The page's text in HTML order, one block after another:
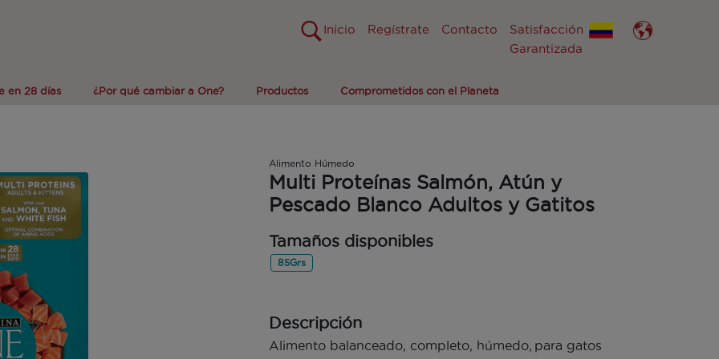
Inicio Regístrate Contacto
Satisfacción
Garantizada
en 28 días ¿Por qué cambiar a One? Productos Comprometidos con el Planeta
Alimento Húmedo
Multi Proteínas Salmón, Atún y
Pescado Blanco Adultos y Gatitos
Tamaños disponibles
85Grs
Descripción
Alimento balanceado, completo, húmedo, para gatos